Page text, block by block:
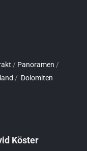
/ Panoramen /
/ Dolomiten
Köster